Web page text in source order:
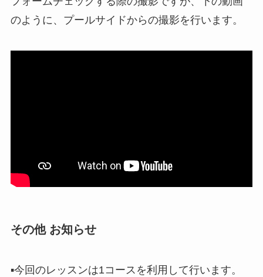
のように、プールサイドからの撮影を行います。
その他 お知らせ
▪︎今回のレッスンは1コースを利用して行います。